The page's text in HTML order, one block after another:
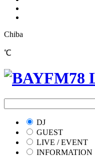
Chiba
℃
DJ
GUEST
LIVE / EVENT
INFORMATION